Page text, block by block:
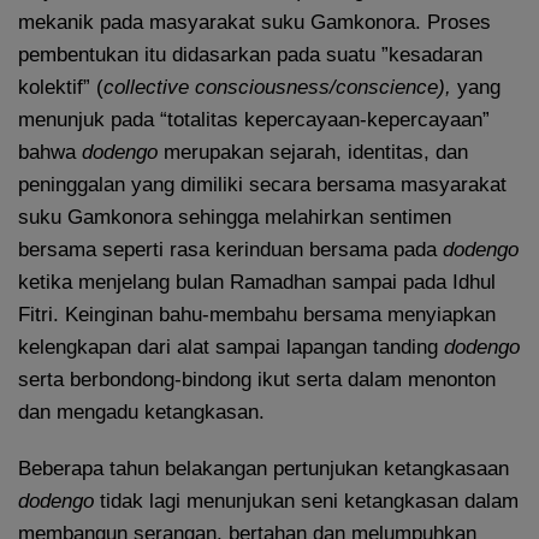
mekanik pada masyarakat suku Gamkonora. Proses
pembentukan itu didasarkan pada suatu ”kesadaran
kolektif” (collective consciousness/conscience), yang
menunjuk pada “totalitas kepercayaan-kepercayaan”
bahwa dodengo merupakan sejarah, identitas, dan
peninggalan yang dimiliki secara bersama masyarakat
suku Gamkonora sehingga melahirkan sentimen
bersama seperti rasa kerinduan bersama pada dodengo
ketika menjelang bulan Ramadhan sampai pada Idhul
Fitri. Keinginan bahu-membahu bersama menyiapkan
kelengkapan dari alat sampai lapangan tanding dodengo
serta berbondong-bindong ikut serta dalam menonton
dan mengadu ketangkasan.
Beberapa tahun belakangan pertunjukan ketangkasaan
dodengo tidak lagi menunjukan seni ketangkasan dalam
membangun serangan, bertahan dan melumpuhkan